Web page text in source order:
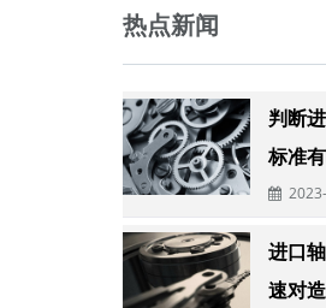
热点新闻
判断
标准
进口
速对